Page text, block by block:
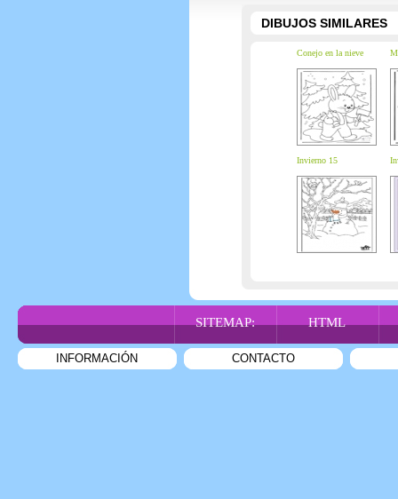
DIBUJOS SIMILARES
Conejo en la nieve
Invierno 15
SITEMAP: HTML
INFORMACIÓN CONTACTO